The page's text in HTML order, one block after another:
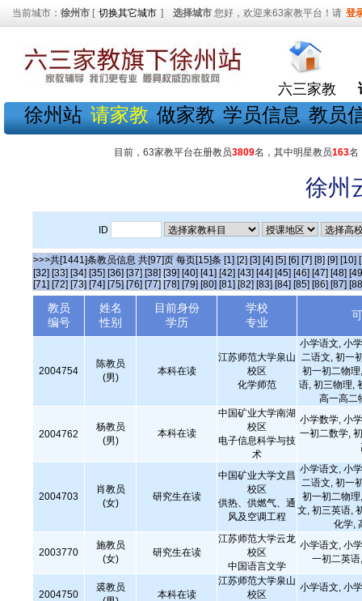
当前城市： 徐州市 [ 切换其它城市 ] 选择城市 您好，欢迎来63家教平台！请 登
六三家教
徐州站 请家教 做家教 学员信息 教员
目前，63家教平台在册教员3809名，其中明星教员163名
徐州
ID
>>>共[1441]条教员信息 共[97]页 每页[15]条 [1] [2] [3] [4] [5] [6] [7] [8] [9] [10]
[32] [33] [34] [35] [36] [37] [38] [39] [40] [41] [42] [43] [44] [45] [46] [47] [48]
[71] [72] [73] [74] [75] [76] [77] [78] [79] [80] [81] [82] [83] [84] [85] [86] [87]
教员
编号
姓名
性别
目前身份
学历
学校
专业
2004754
陈教员
(男)
本科在读
江苏师范大学泉山
校区
化学师范
小学语文, 小
二语文, 初一
初一初二物
语, 初三物理,
高一高二
2004762
杨教员
(男)
本科在读
中国矿业大学南湖
校区
电子信息科学与技
术
小学数学, 小
一初二数学,
2004703
肖教员
(女)
研究生在读
中国矿业大学文昌
校区
供热、供燃气、通
风及空调工程
小学语文, 小
二语文, 初一
初一初二物
文, 初三英语,
化学,
2003770
施教员
(女)
研究生在读
江苏师范大学云龙
校区
中国语言文学
小学语文, 小
一初二英
2004750
裘教员
本科在读
江苏师范大学泉山
校区
小学语文, 小